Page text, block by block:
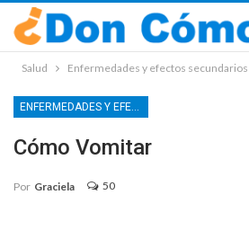
Salud Enfermedades y efectos secundarios
ENFERMEDADES Y EFECTOS SECUNDARIOS
Cómo Vomitar
Por Graciela 50